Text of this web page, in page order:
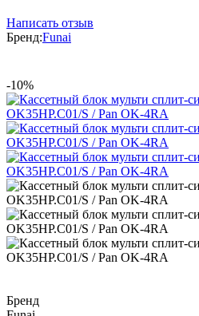
Написать отзыв
Бренд:Funai
-10%
Бренд